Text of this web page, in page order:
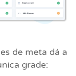
de meta dá a
grade: